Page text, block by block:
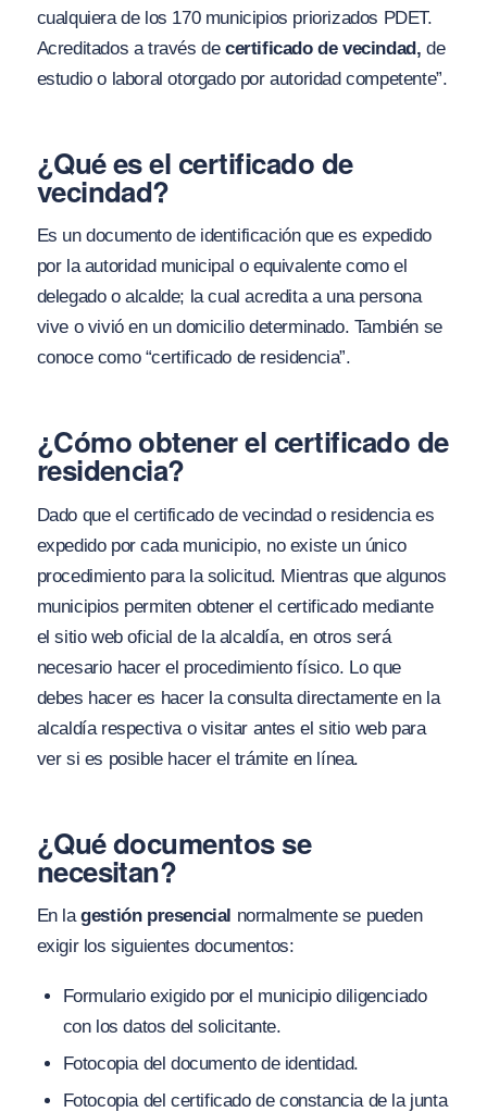
cualquiera de los 170 municipios priorizados PDET.
Acreditados a través de certificado de vecindad, de
estudio o laboral otorgado por autoridad competente”.
¿Qué es el certificado de
vecindad?
Es un documento de identificación que es expedido
por la autoridad municipal o equivalente como el
delegado o alcalde; la cual acredita a una persona
vive o vivió en un domicilio determinado. También se
conoce como “certificado de residencia”.
¿Cómo obtener el certificado de
residencia?
Dado que el certificado de vecindad o residencia es
expedido por cada municipio, no existe un único
procedimiento para la solicitud. Mientras que algunos
municipios permiten obtener el certificado mediante
el sitio web oficial de la alcaldía, en otros será
necesario hacer el procedimiento físico. Lo que
debes hacer es hacer la consulta directamente en la
alcaldía respectiva o visitar antes el sitio web para
ver si es posible hacer el trámite en línea.
¿Qué documentos se
necesitan?
En lagestión presencial normalmente se pueden
exigir los siguientes documentos:
Formulario exigido por el municipio diligenciado
con los datos del solicitante.
Fotocopia del documento de identidad.
Fotocopia del certificado de constancia de la junta